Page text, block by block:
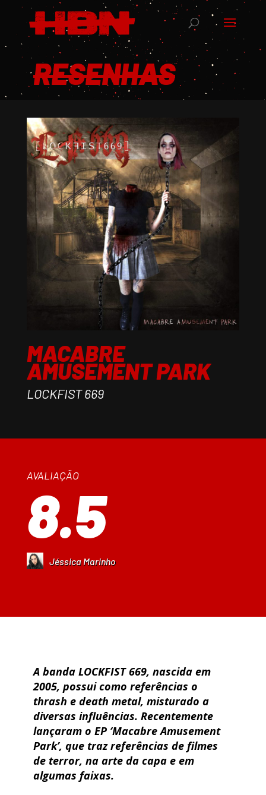
RESENHAS
MACABRE
AMUSEMENT PARK
LOCKFIST 669
AVALIAÇÃO
8.5
Jéssica Marinho
A banda LOCKFIST 669, nascida em
2005, possui como referências o
thrash e death metal, misturado a
diversas influências. Recentemente
lançaram o EP ‘Macabre Amusement
Park’, que traz referências de filmes
de terror, na arte da capa e em
algumas faixas.